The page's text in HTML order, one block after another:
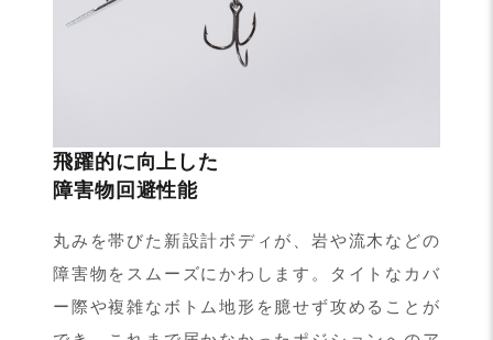
飛躍的に向上した
障害物回避性能
丸みを帯びた新設計ボディが、岩や流木などの
障害物をスムーズにかわします。タイトなカバ
ー際や複雑なボトム地形を臆せず攻めることが